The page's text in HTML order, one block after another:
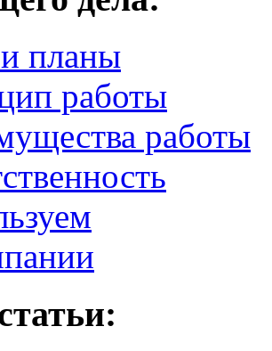
планы
работы
работы